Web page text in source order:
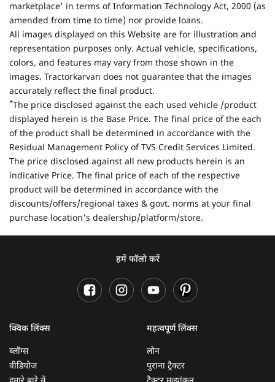
marketplace' in terms of Information Technology Act, 2000 (as
amended from time to time) nor provide loans.
All images displayed on this Website are for illustration and
representation purposes only. Actual vehicle, specifications,
colors, and features may vary from those shown in the
images. Tractorkarvan does not guarantee that the images
accurately reflect the final product.
*The price disclosed against the each used vehicle /product
displayed herein is the Base Price. The final price of the each
of the product shall be determined in accordance with the
Residual Management Policy of TVS Credit Services Limited.
The price disclosed against all new products herein is an
indicative Price. The final price of each of the respective
product will be determined in accordance with the
discounts/offers/regional taxes & govt. norms at your final
purchase location's dealership/platform/store.
हमें फॉलो करें
क्विक लिंक्स
ब्लॉग्स
वीडियोज
महत्वपूर्ण लिंक्स
लोन
पुराना ट्रैक्टर